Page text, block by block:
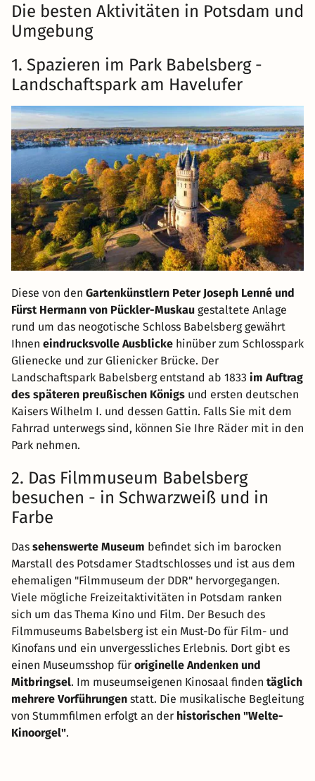
Die besten Aktivitäten in Potsdam und
Umgebung
1. Spazieren im Park Babelsberg -
Landschaftspark am Havelufer
Diese von den Gartenkünstlern Peter Joseph Lenné und
Fürst Hermann von Pückler-Muskau gestaltete Anlage
rund um das neogotische Schloss Babelsberg gewährt
Ihnen eindrucksvolle Ausblicke hinüber zum Schlosspark
Glienecke und zur Glienicker Brücke. Der
Landschaftspark Babelsberg entstand ab 1833 im Auftrag
des späteren preußischen Königs und ersten deutschen
Kaisers Wilhelm I. und dessen Gattin. Falls Sie mit dem
Fahrrad unterwegs sind, können Sie Ihre Räder mit in den
Park nehmen.
2. Das Filmmuseum Babelsberg
besuchen - in Schwarzweiß und in
Farbe
Das sehenswerte Museum befindet sich im barocken
Marstall des Potsdamer Stadtschlosses und ist aus dem
ehemaligen "Filmmuseum der DDR" hervorgegangen.
Viele mögliche Freizeitaktivitäten in Potsdam ranken
sich um das Thema Kino und Film. Der Besuch des
Filmmuseums Babelsberg ist ein Must-Do für Film- und
Kinofans und ein unvergessliches Erlebnis. Dort gibt es
einen Museumsshop für originelle Andenken und
Mitbringsel. Im museumseigenen Kinosaal finden täglich
mehrere Vorführungen statt. Die musikalische Begleitung
von Stummfilmen erfolgt an der historischen "Welte-
Kinoorgel".